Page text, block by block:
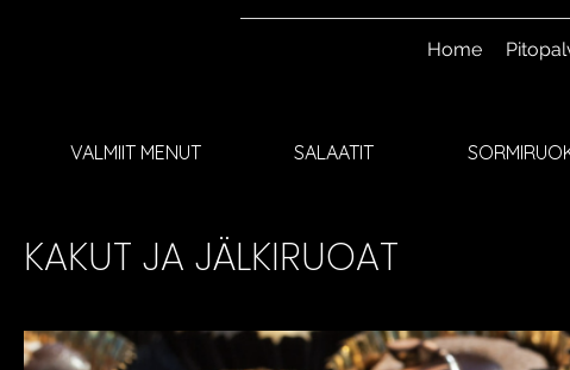
Home
VALMIIT MENUT SALAATIT
KAKUT JA JÄLKIRUOAT